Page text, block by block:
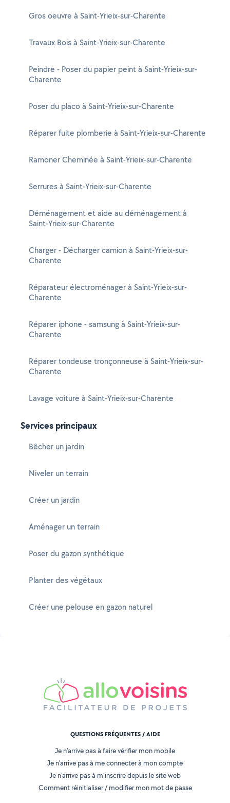
Gros oeuvre à Saint-Yrieix-sur-Charente
Travaux Bois à Saint-Yrieix-sur-Charente
Peindre - Poser du papier peint à Saint-Yrieix-sur-
Charente
Poser du placo à Saint-Yrieix-sur-Charente
Réparer fuite plomberie à Saint-Yrieix-sur-Charente
Ramoner Cheminée à Saint-Yrieix-sur-Charente
Serrures à Saint-Yrieix-sur-Charente
Déménagement et aide au déménagement à
Saint-Yrieix-sur-Charente
Charger - Décharger camion à Saint-Yrieix-sur-
Charente
Réparateur électroménager à Saint-Yrieix-sur-
Charente
Réparer iphone - samsung à Saint-Yrieix-sur-
Charente
Réparer tondeuse tronçonneuse à Saint-Yrieix-sur-
Charente
Lavage voiture à Saint-Yrieix-sur-Charente
Services principaux
Bêcher un jardin
Niveler un terrain
Créer un jardin
Aménager un terrain
Poser du gazon synthétique
Planter des végétaux
Créer une pelouse en gazon naturel
QUESTIONS FRÉQUENTES / AIDE
Je n'arrive pas à faire vérifier mon mobile
Je n'arrive pas à me connecter à mon compte
Je n'arrive pas à m'inscrire depuis le site web
Comment réinitialiser / modifier mon mot de passe